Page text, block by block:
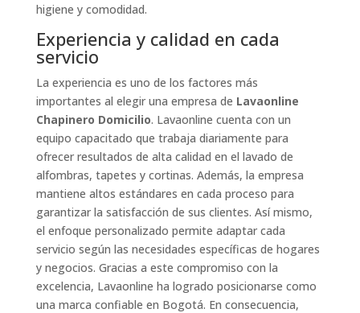
higiene y comodidad.
Experiencia y calidad en cada
servicio
La experiencia es uno de los factores más
importantes al elegir una empresa de Lavaonline
Chapinero Domicilio. Lavaonline cuenta con un
equipo capacitado que trabaja diariamente para
ofrecer resultados de alta calidad en el lavado de
alfombras, tapetes y cortinas. Además, la empresa
mantiene altos estándares en cada proceso para
garantizar la satisfacción de sus clientes. Así mismo,
el enfoque personalizado permite adaptar cada
servicio según las necesidades específicas de hogares
y negocios. Gracias a este compromiso con la
excelencia, Lavaonline ha logrado posicionarse como
una marca confiable en Bogotá. En consecuencia,